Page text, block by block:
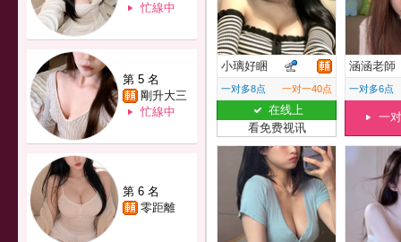
忙線中
第 5 名
剛升大三
忙線中
第 6 名
零距離
小璃好睏
一对多8点 一对一40点
在线上
看免费视讯
涵涵老師
一对多6点
一